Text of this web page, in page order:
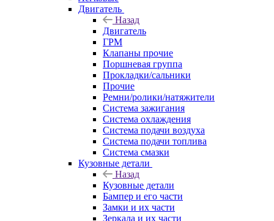
Двигатель
Назад
Двигатель
ГРМ
Клапаны прочие
Поршневая группа
Прокладки/сальники
Прочие
Ремни/ролики/натяжители
Система зажигания
Система охлаждения
Система подачи воздуха
Система подачи топлива
Система смазки
Кузовные детали
Назад
Кузовные детали
Бампер и его части
Замки и их части
Зеркала и их части